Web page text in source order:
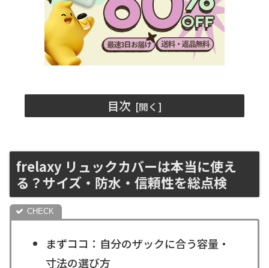
目次
frelaxy リュックカバーは本当に使え
る？サイズ・防水・信頼性を総点検
まずココ：自分のザックに合う容量・
寸法の選び方